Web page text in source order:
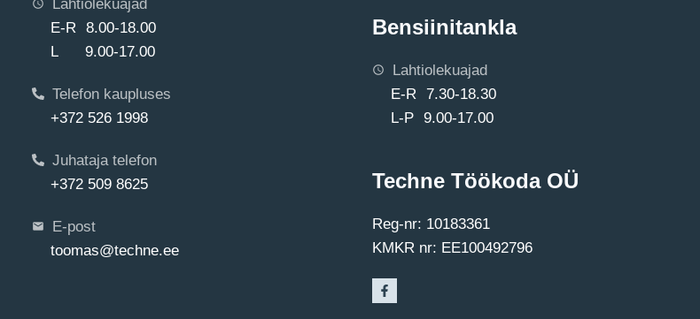
E-R 8.00-18.00
L 9.00-17.00
Telefon kaupluses
+372 526 1998
Juhataja telefon
+372 509 8625
E-post
toomas@techne.ee
Bensiinitankla
Lahtiolekuajad
E-R 7.30-18.30
L-P 9.00-17.00
Techne Töökoda OÜ
Reg-nr: 10183361
KMKR nr: EE100492796